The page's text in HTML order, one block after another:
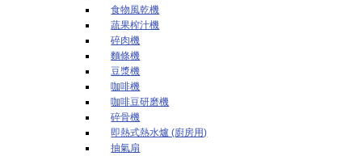
食物風乾機
蔬果榨汁機
碎肉機
麵條機
豆漿機
咖啡機
咖啡豆研磨機
碎骨機
即熱式熱水爐 (廚房用)
抽氣扇